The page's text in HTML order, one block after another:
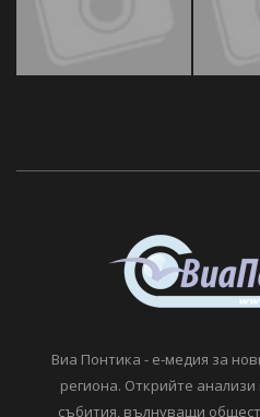
Виа Понтика - е-медия за
региона. Открийте
събития, вълнуващи